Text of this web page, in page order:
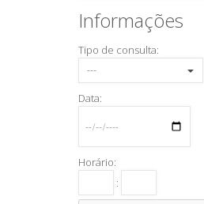
Informações
Tipo de consulta:
Data:
Horário:
: